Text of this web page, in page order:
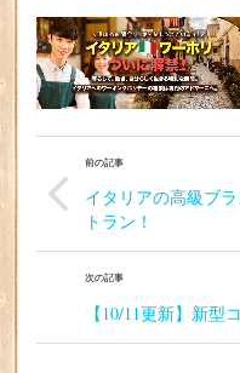
前の記事
イタリアの高級ブ
トラン！
次の記事
【10/11更新】新型